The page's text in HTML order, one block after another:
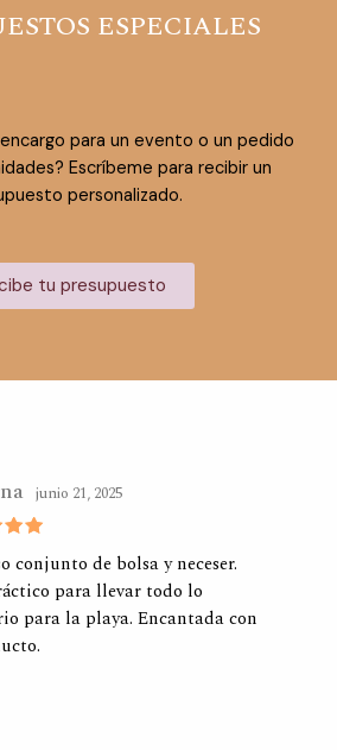
ESPECIALES
para un evento o un pedido
Escríbeme para recibir un
personalizado.
tu presupuesto
junio 21, 2025
conjunto de bolsa y neceser.
para llevar todo lo
para la playa. Encantada con